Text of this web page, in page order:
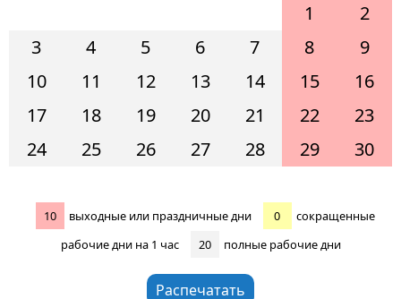
1
2
3
4 5 6 7 8
9
10
11 12 13 14 15
16
17
18 19 20 21 22
23
24
25 26 27 28 29 30
10 выходные или праздничные дни 0
сокращенные
рабочие дни на 1 час
20 полные рабочие дни